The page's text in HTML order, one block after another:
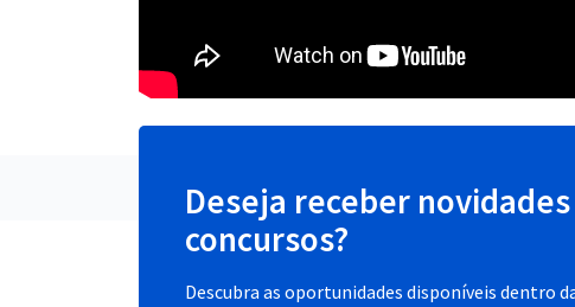
Deseja receber
concursos?
Descubra as oportunidades disponíveis dentro